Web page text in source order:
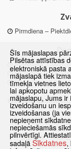
Pirmdiena –
Pirmdiena,
Otrdiena,
Piektdiena: 8.30 –
Klātienes
Sākums
Šīs mājaslapas
Pilsētas attīstības
elektroniskā pasta
mājaslapā tiek
tīmekļa vietnes
lai apkopotu
mājaslapu, Jums
izveidošanu un
izveidošanas (ja
nepieņemt
nepieciešamās
pilnvērtīgi.
sadaļā Sīkdatnes,